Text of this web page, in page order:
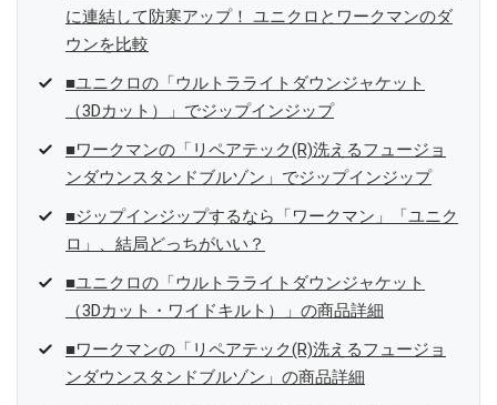
に連結して防寒アップ！ ユニクロとワークマンのダ
ウンを比較
■ユニクロの「ウルトラライトダウンジャケット
（3Dカット）」でジップインジップ
■ワークマンの「リペアテック(R)洗えるフュージョ
ンダウンスタンドブルゾン」でジップインジップ
■ジップインジップするなら「ワークマン」「ユニク
ロ」、結局どっちがいい？
■ユニクロの「ウルトラライトダウンジャケット
（3Dカット・ワイドキルト）」の商品詳細
■ワークマンの「リペアテック(R)洗えるフュージョ
ンダウンスタンドブルゾン」の商品詳細